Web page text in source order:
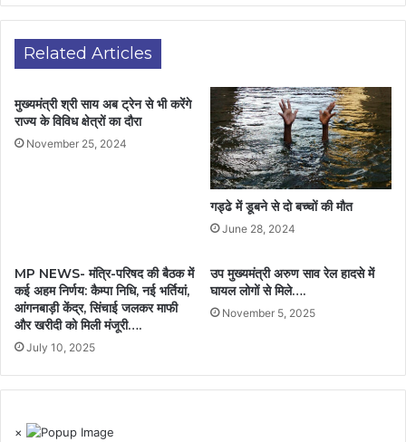
Related Articles
मुख्यमंत्री श्री साय अब ट्रेन से भी करेंगे
राज्य के विविध क्षेत्रों का दौरा
November 25, 2024
गड्ढे में डूबने से दो बच्चों की मौत
June 28, 2024
MP NEWS- मंत्रि-परिषद की बैठक में
कई अहम निर्णय: कैम्पा निधि, नई भर्तियां,
आंगनबाड़ी केंद्र, सिंचाई जलकर माफी
और खरीदी को मिली मंजूरी….
July 10, 2025
उप मुख्यमंत्री अरुण साव रेल हादसे में
घायल लोगों से मिले….
November 5, 2025
×